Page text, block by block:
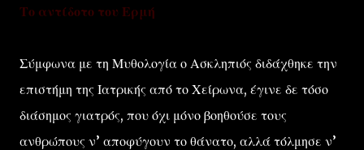
Το αντίδοτο του Ερμή
Σύμφωνα με τη Μυθολογία ο Ασκληπιός διδάχθηκε την
επιστήμη της Ιατρικής από το Χείρωνα, έγινε δε τόσο
διάσημος γιατρός, που όχι μόνο βοηθούσε τους
ανθρώπους ν’ αποφύγουν το θάνατο, αλλά τόλμησε ν’